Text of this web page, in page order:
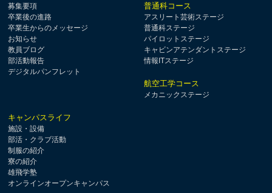
募集要項
卒業後の進路
卒業生からのメッセージ
お知らせ
教員ブログ
部活動報告
デジタルパンフレット
普通科コース
アスリート芸術ステージ
普通科ステージ
パイロットステージ
キャビンアテンダントステージ
情報ITステージ
航空工学コース
メカニックステージ
キャンパスライフ
施設・設備
部活・クラブ活動
制服の紹介
寮の紹介
雄飛学塾
オンラインオープンキャンパス